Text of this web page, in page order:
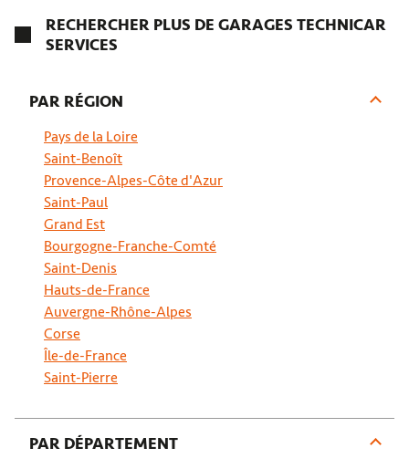
CS MOTORSPROG
22 BIS Chem. de la Vall. Yart 78640 Saint-Germain-De-La-
06 25 82 35 48
Prendre RDV
BM AUTOMOBILES À TRAPPES
4,6
Fermé.Ouvre à 09:00
13 avenue Roger Hennequin 78190 Trappes
09 64 23 97 00
RECHERCHER PLUS DE GARAGES TECHNICAR
SERVICES
PAR RÉGION
Pays de la Loire
Saint-Benoît
Provence-Alpes-Côte d'Azur
Saint-Paul
Grand Est
Bourgogne-Franche-Comté
Saint-Denis
Hauts-de-France
Auvergne-Rhône-Alpes
Corse
Île-de-France
Saint-Pierre
PAR DÉPARTEMENT